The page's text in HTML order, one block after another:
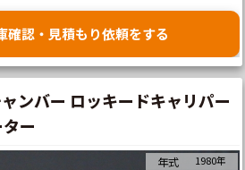
確認・見積もり依頼をする
ンバー ロッキードキャリパー
ー
年式 1980年